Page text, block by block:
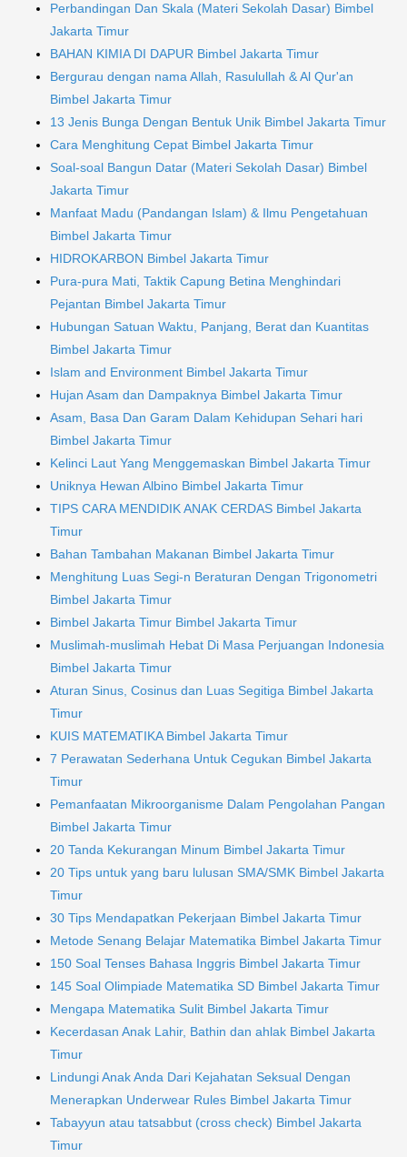
Perbandingan Dan Skala (Materi Sekolah Dasar) Bimbel
Jakarta Timur
BAHAN KIMIA DI DAPUR Bimbel Jakarta Timur
Bergurau dengan nama Allah, Rasulullah & Al Qur'an
Bimbel Jakarta Timur
13 Jenis Bunga Dengan Bentuk Unik Bimbel Jakarta Timur
Cara Menghitung Cepat Bimbel Jakarta Timur
Soal-soal Bangun Datar (Materi Sekolah Dasar) Bimbel
Jakarta Timur
Manfaat Madu (Pandangan Islam) & Ilmu Pengetahuan
Bimbel Jakarta Timur
HIDROKARBON Bimbel Jakarta Timur
Pura-pura Mati, Taktik Capung Betina Menghindari
Pejantan Bimbel Jakarta Timur
Hubungan Satuan Waktu, Panjang, Berat dan Kuantitas
Bimbel Jakarta Timur
Islam and Environment Bimbel Jakarta Timur
Hujan Asam dan Dampaknya Bimbel Jakarta Timur
Asam, Basa Dan Garam Dalam Kehidupan Sehari hari
Bimbel Jakarta Timur
Kelinci Laut Yang Menggemaskan Bimbel Jakarta Timur
Uniknya Hewan Albino Bimbel Jakarta Timur
TIPS CARA MENDIDIK ANAK CERDAS Bimbel Jakarta
Timur
Bahan Tambahan Makanan Bimbel Jakarta Timur
Menghitung Luas Segi-n Beraturan Dengan Trigonometri
Bimbel Jakarta Timur
Bimbel Jakarta Timur Bimbel Jakarta Timur
Muslimah-muslimah Hebat Di Masa Perjuangan Indonesia
Bimbel Jakarta Timur
Aturan Sinus, Cosinus dan Luas Segitiga Bimbel Jakarta
Timur
KUIS MATEMATIKA Bimbel Jakarta Timur
7 Perawatan Sederhana Untuk Cegukan Bimbel Jakarta
Timur
Pemanfaatan Mikroorganisme Dalam Pengolahan Pangan
Bimbel Jakarta Timur
20 Tanda Kekurangan Minum Bimbel Jakarta Timur
20 Tips untuk yang baru lulusan SMA/SMK Bimbel Jakarta
Timur
30 Tips Mendapatkan Pekerjaan Bimbel Jakarta Timur
Metode Senang Belajar Matematika Bimbel Jakarta Timur
150 Soal Tenses Bahasa Inggris Bimbel Jakarta Timur
145 Soal Olimpiade Matematika SD Bimbel Jakarta Timur
Mengapa Matematika Sulit Bimbel Jakarta Timur
Kecerdasan Anak Lahir, Bathin dan ahlak Bimbel Jakarta
Timur
Lindungi Anak Anda Dari Kejahatan Seksual Dengan
Menerapkan Underwear Rules Bimbel Jakarta Timur
Tabayyun atau tatsabbut (cross check) Bimbel Jakarta
Timur